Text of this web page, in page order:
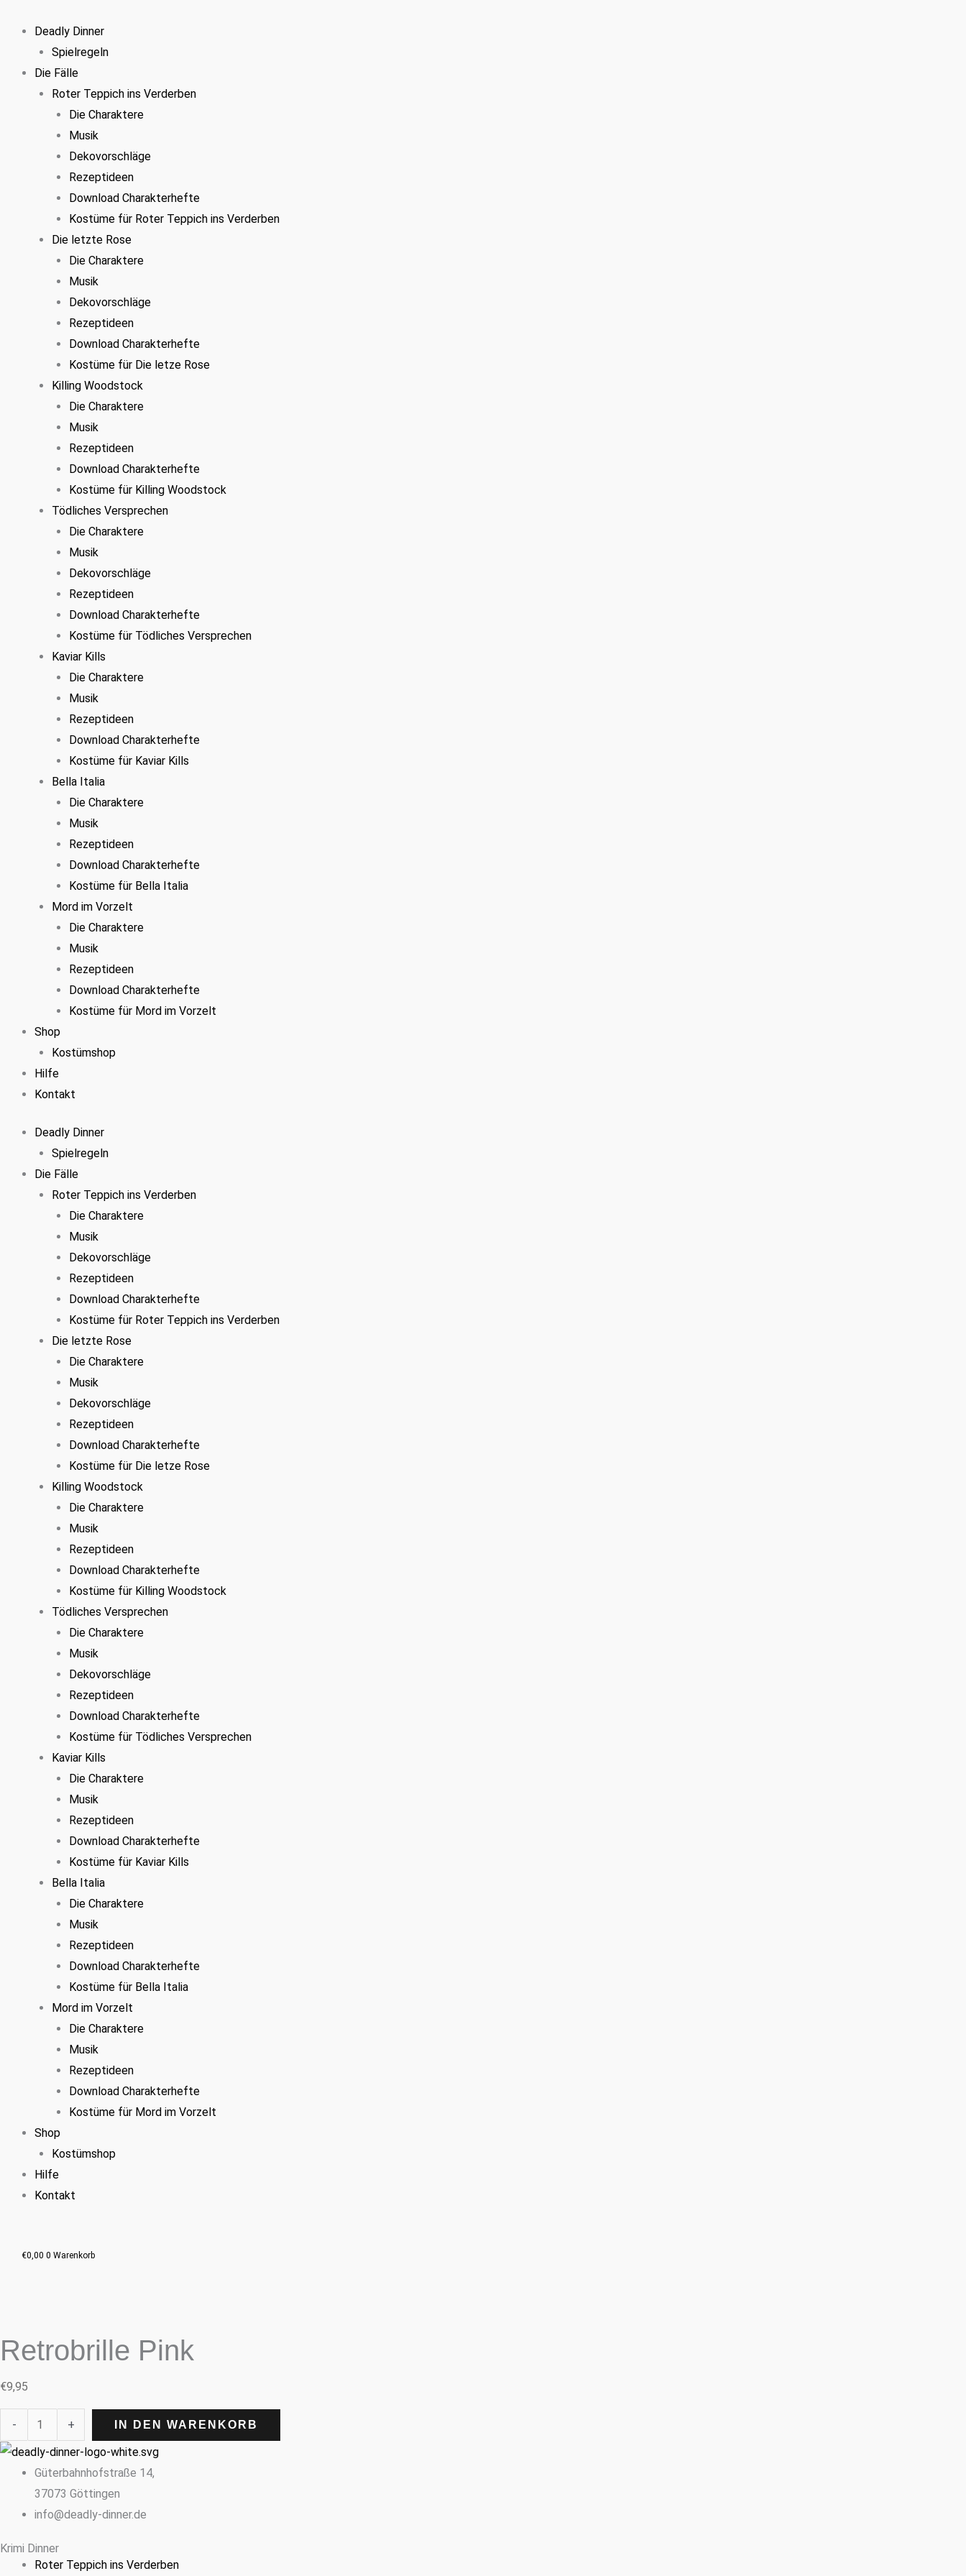
Inhalt
springen
Deadly Dinner
Spielregeln
Die Fälle
Roter Teppich ins Verderben
Die Charaktere
Musik
Dekovorschläge
Rezeptideen
Download Charakterhefte
Kostüme für Roter Teppich ins Verderben
Die letzte Rose
Die Charaktere
Musik
Dekovorschläge
Rezeptideen
Download Charakterhefte
Kostüme für Die letze Rose
Killing Woodstock
Die Charaktere
Musik
Rezeptideen
Download Charakterhefte
Kostüme für Killing Woodstock
Tödliches Versprechen
Die Charaktere
Musik
Dekovorschläge
Rezeptideen
Download Charakterhefte
Kostüme für Tödliches Versprechen
Kaviar Kills
Die Charaktere
Musik
Rezeptideen
Download Charakterhefte
Kostüme für Kaviar Kills
Bella Italia
Die Charaktere
Musik
Rezeptideen
Download Charakterhefte
Kostüme für Bella Italia
Mord im Vorzelt
Die Charaktere
Musik
Rezeptideen
Download Charakterhefte
Kostüme für Mord im Vorzelt
Shop
Kostümshop
Hilfe
Kontakt
Deadly Dinner
Spielregeln
Die Fälle
Roter Teppich ins Verderben
Die Charaktere
Musik
Dekovorschläge
Rezeptideen
Download Charakterhefte
Kostüme für Roter Teppich ins Verderben
Die letzte Rose
Die Charaktere
Musik
Dekovorschläge
Rezeptideen
Download Charakterhefte
Kostüme für Die letze Rose
Killing Woodstock
Die Charaktere
Musik
Rezeptideen
Download Charakterhefte
Kostüme für Killing Woodstock
Tödliches Versprechen
Die Charaktere
Musik
Dekovorschläge
Rezeptideen
Download Charakterhefte
Kostüme für Tödliches Versprechen
Kaviar Kills
Die Charaktere
Musik
Rezeptideen
Download Charakterhefte
Kostüme für Kaviar Kills
Bella Italia
Die Charaktere
Musik
Rezeptideen
Download Charakterhefte
Kostüme für Bella Italia
Mord im Vorzelt
Die Charaktere
Musik
Rezeptideen
Download Charakterhefte
Kostüme für Mord im Vorzelt
Shop
Kostümshop
Hilfe
Kontakt
€0,00 0 Warenkorb
Retrobrille Pink
€9,95
- + IN DEN WARENKORB
Güterbahnhofstraße 14,
37073 Göttingen
info@deadly-dinner.de
Krimi Dinner
Roter Teppich ins Verderben